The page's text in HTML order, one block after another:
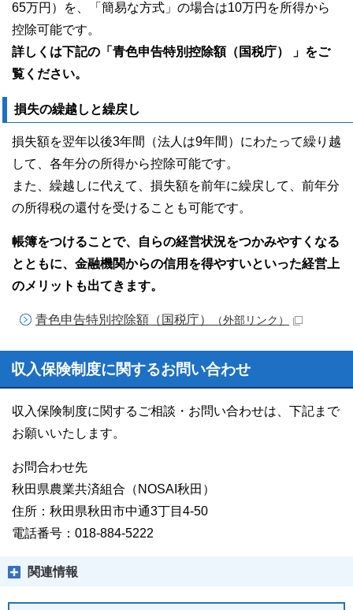
65万円）を、「簡易な方式」の場合は10万円を所得から
控除可能です。
詳しくは下記の「青色申告特別控除額（国税庁） 」をご
覧ください。
損失の繰越しと繰戻し
損失額を翌年以後3年間（法人は9年間）にわたって繰り越
して、各年分の所得から控除可能です。
また、繰越しに代えて、損失額を前年に繰戻して、前年分
の所得税の還付を受けることも可能です。
帳簿をつけることで、自らの経営状況をつかみやすくなる
とともに、金融機関からの信用を得やすいといった経営上
のメリットも出てきます。
青色申告特別控除額（国税庁） （外部リンク）
収入保険制度に関するお問い合わせ
収入保険制度に関するご相談・お問い合わせは、下記まで
お願いいたします。
お問合わせ先
秋田県農業共済組合（NOSAI秋田）
住所：秋田県秋田市中通3丁目4-50
電話番号：018-884-5222
関連情報